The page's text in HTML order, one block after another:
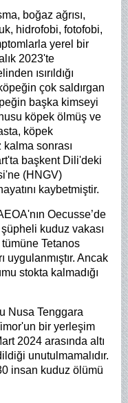
boğaz ağrısı,
hidrofobi, fotofobi,
yerel bir
2023'te
ısırıldığı
çok saldırgan
başka kimseyi
köpek ölmüş ve
köpek
kalma sonrası
başkent Dili'deki
(HNGV)
kaybetmiştir.
Oecusse’de
kuduz vakası
Tetanos
uygulanmıştır. Ancak
stokta kalmadığı
Nusa Tenggara
bir yerleşim
2024 arasında altı
unutulmamalıdır.
insan kuduz ölümü